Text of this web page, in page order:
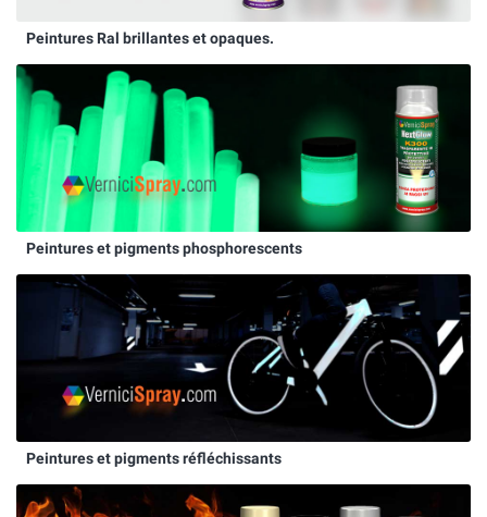
Peintures Ral brillantes et opaques.
Peintures et pigments phosphorescents
Peintures et pigments réfléchissants